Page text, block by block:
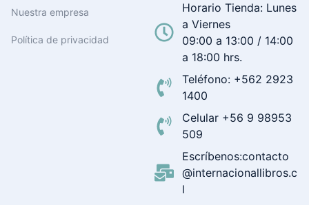
Nuestra empresa
Política de privacidad
Horario Tienda: Lunes
a Viernes
09:00 a 13:00 / 14:00
a 18:00 hrs.
Teléfono: +562 2923
1400
Celular +56 9 98953
509
Escríbenos:contacto
@internacionallibros.c
l